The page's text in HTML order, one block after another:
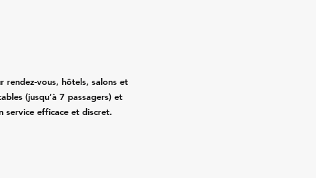
rendez‑vous, hôtels, salons et
(jusqu’à 7 passagers) et
service efficace et discret.